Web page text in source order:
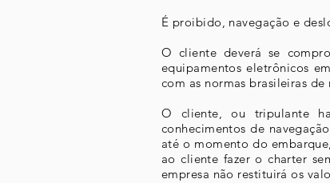
É proibido, navegação e
O cliente deverá se
equipamentos eletrônicos
com as normas brasileiras
O cliente, ou tripulante
conhecimentos de
até o momento do
ao cliente fazer o charter
empresa não restituirá os